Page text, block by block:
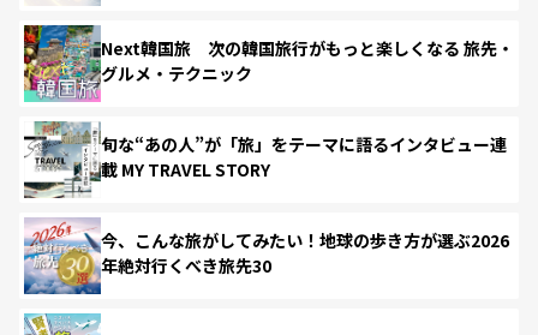
Next韓国旅 次の韓国旅行がもっと楽しくなる 旅先・
グルメ・テクニック
旬な“あの人”が「旅」をテーマに語るインタビュー連
載 MY TRAVEL STORY
今、こんな旅がしてみたい！地球の歩き方が選ぶ2026
年絶対行くべき旅先30